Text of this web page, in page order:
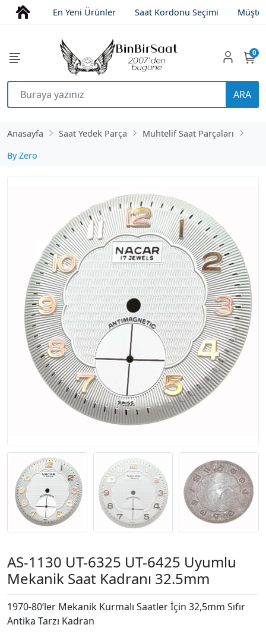
En Yeni Ürünler Saat Kordonu Seçimi
ARA
0
Anasayfa Saat Yedek Parça
Muhtelif Saat Parçaları
By Zero
AS-1130 UT-6325 UT-6425 Uyumlu
Mekanik Saat Kadranı 32.5mm
1970-80’ler Mekanik Kurmalı Saatler İçin 32,5mm Sıfır
Antika Tarzı Kadran